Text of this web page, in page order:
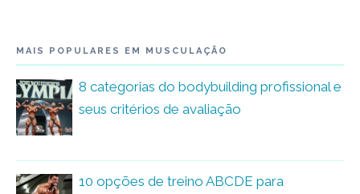
MAIS POPULARES EM MUSCULAÇÃO
8 categorias do bodybuilding profissional e
seus critérios de avaliação
10 opções de treino ABCDE para